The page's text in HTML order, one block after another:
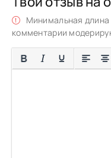
Минимальная длина
комментарии